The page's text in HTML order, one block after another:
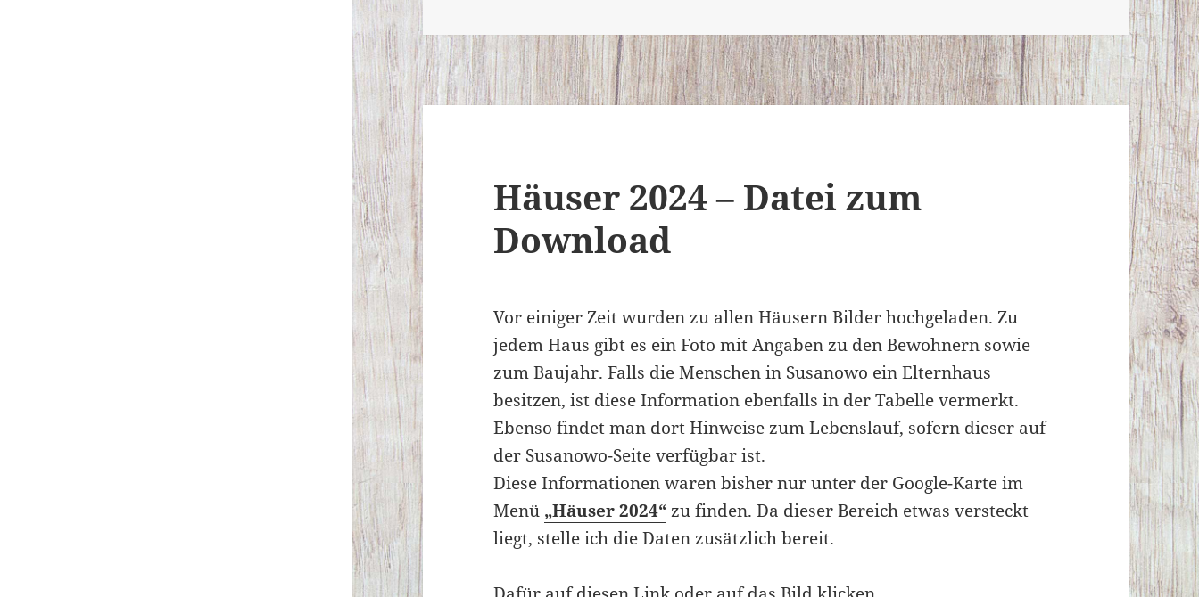
Häuser 2024 – Datei zum
Download
Vor einiger Zeit wurden zu allen Häusern Bilder hochgeladen. Zu
jedem Haus gibt es ein Foto mit Angaben zu den Bewohnern sowie
zum Baujahr. Falls die Menschen in Susanowo ein Elternhaus
besitzen, ist diese Information ebenfalls in der Tabelle vermerkt.
Ebenso findet man dort Hinweise zum Lebenslauf, sofern dieser auf
der Susanowo-Seite verfügbar ist.
Diese Informationen waren bisher nur unter der Google-Karte im
Menü „Häuser 2024“zu finden. Da dieser Bereich etwas versteckt
liegt, stelle ich die Daten zusätzlich bereit.